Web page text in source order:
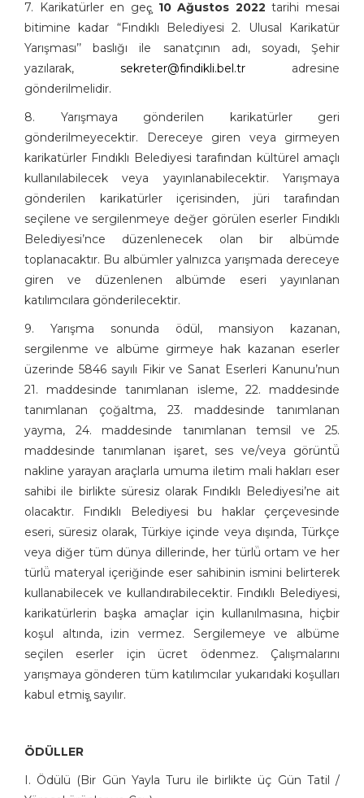
7. Karikatürler en geç̧ 10 Ağustos 2022 tarihi mesai
bitimine kadar “Fındıklı Belediyesi 2. Ulusal Karikatür
Yarışması’’ baslığı ile sanatçının adı, soyadı, Şehir
yazılarak, sekreter@findikli.bel.tr adresine
gönderilmelidir.
8. Yarışmaya gönderilen karikatürler geri
gönderilmeyecektir. Dereceye giren veya girmeyen
karikatürler Fındıklı Belediyesi tarafından kültürel amaçlı
kullanılabilecek veya yayınlanabilecektir. Yarışmaya
gönderilen karikatürler içerisinden, jüri tarafından
seçilene ve sergilenmeye değer görülen eserler Fındıklı
Belediyesi’nce düzenlenecek olan bir albümde
toplanacaktır. Bu albümler yalnızca yarışmada dereceye
giren ve düzenlenen albümde eseri yayınlanan
katılımcılara gönderilecektir.
9. Yarışma sonunda ödül, mansiyon kazanan,
sergilenme ve albüme girmeye hak kazanan eserler
üzerinde 5846 sayılı Fikir ve Sanat Eserleri Kanunu’nun
21. maddesinde tanımlanan isleme, 22. maddesinde
tanımlanan çoğaltma, 23. maddesinde tanımlanan
yayma, 24. maddesinde tanımlanan temsil ve 25.
maddesinde tanımlanan işaret, ses ve/veya görüntü̈
nakline yarayan araçlarla umuma iletim mali hakları eser
sahibi ile birlikte süresiz olarak Fındıklı Belediyesi’ne ait
olacaktır. Fındıklı Belediyesi bu haklar çerçevesinde
eseri, süresiz olarak, Türkiye içinde veya dışında, Türkçe
veya diğer tüm dünya dillerinde, her türlü̈ ortam ve her
türlü̈ materyal içeriğinde eser sahibinin ismini belirterek
kullanabilecek ve kullandırabilecektir. Fındıklı Belediyesi,
karikatürlerin başka amaçlar için kullanılmasına, hiçbir
koşul altında, izin vermez. Sergilemeye ve albüme
seçilen eserler için ücret ödenmez. Çalışmalarını
yarışmaya gönderen tüm katılımcılar yukarıdaki koşulları
kabul etmiş̧ sayılır.
ÖDÜLLER
I. Ödülü (Bir Gün Yayla Turu ile birlikte üç Gün Tatil /